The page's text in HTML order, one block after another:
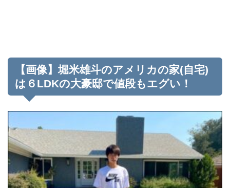
【画像】堀米雄斗のアメリカの家(自宅)
は６LDKの大豪邸で値段もエグい！